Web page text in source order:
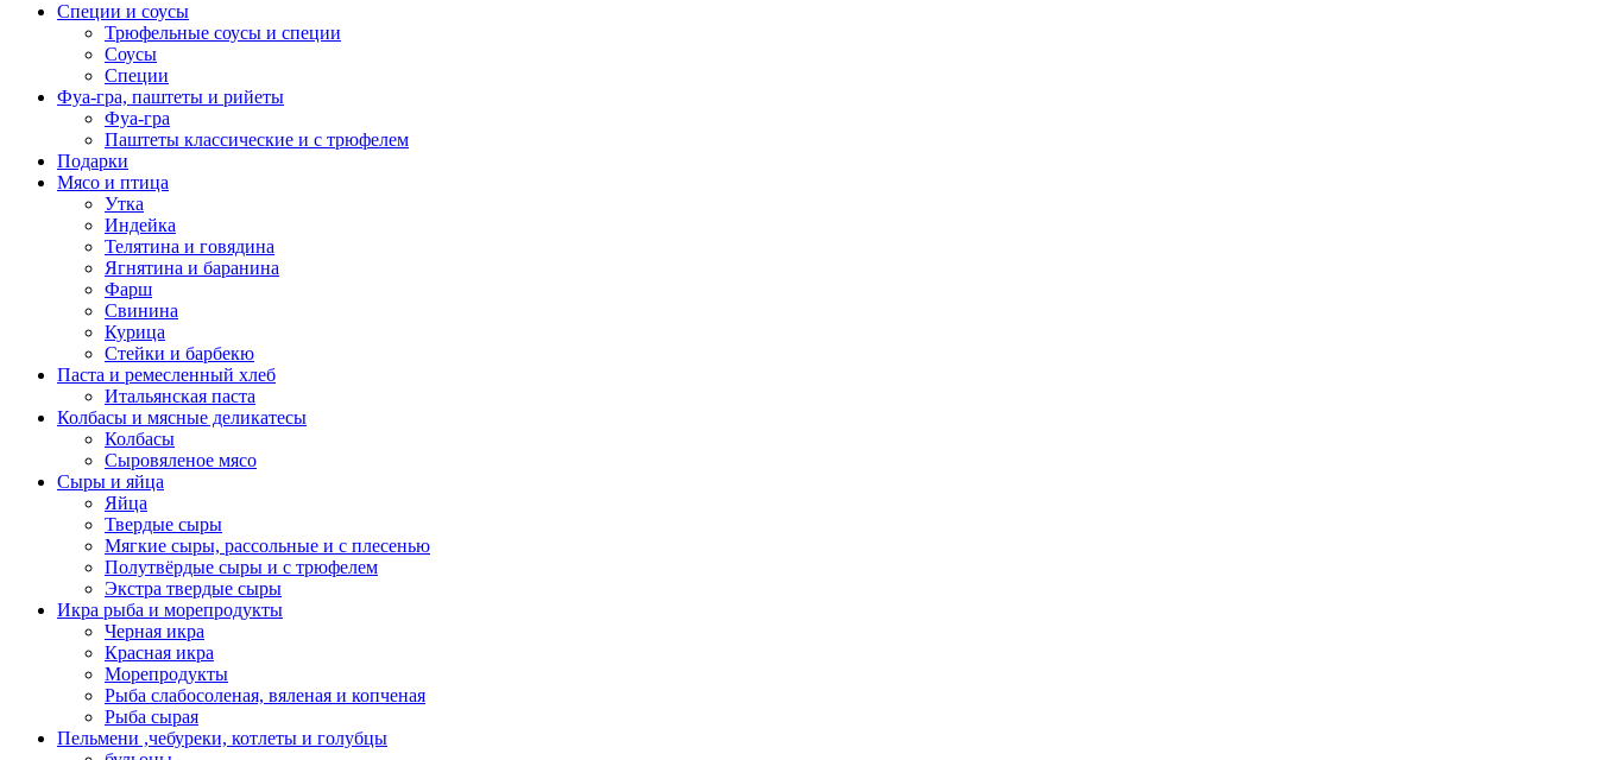
Специи и соусы
Трюфельные соусы и специи
Соусы
Специи
Фуа-гра, паштеты и рийеты
Фуа-гра
Паштеты классические и с трюфелем
Подарки
Мясо и птица
Утка
Индейка
Телятина и говядина
Ягнятина и баранина
Фарш
Свинина
Курица
Стейки и барбекю
Паста и ремесленный хлеб
Итальянская паста
Колбасы и мясные деликатесы
Колбасы
Сыровяленое мясо
Сыры и яйца
Яйца
Твердые сыры
Мягкие сыры, рассольные и с плесенью
Полутвёрдые сыры и с трюфелем
Экстра твердые сыры
Икра рыба и морепродукты
Черная икра
Красная икра
Морепродукты
Рыба слабосоленая, вяленая и копченая
Рыба сырая
Пельмени ,чебуреки, котлеты и голубцы